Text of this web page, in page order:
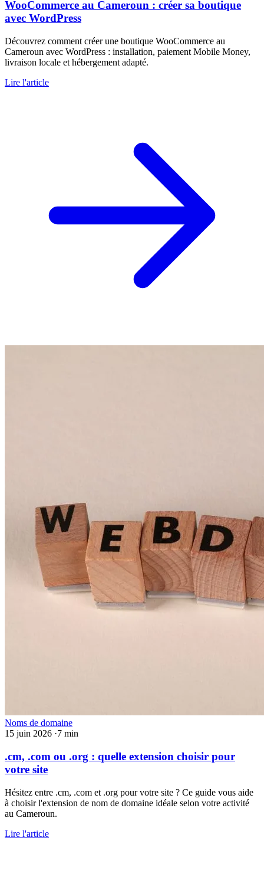
WooCommerce au Cameroun : créer sa boutique
avec WordPress
Découvrez comment créer une boutique WooCommerce au
Cameroun avec WordPress : installation, paiement Mobile Money,
livraison locale et hébergement adapté.
Lire l'article
Noms de domaine
15 juin 2026 ·7 min
.cm, .com ou .org : quelle extension choisir pour
votre site
Hésitez entre .cm, .com et .org pour votre site ? Ce guide vous aide
à choisir l'extension de nom de domaine idéale selon votre activité
au Cameroun.
Lire l'article